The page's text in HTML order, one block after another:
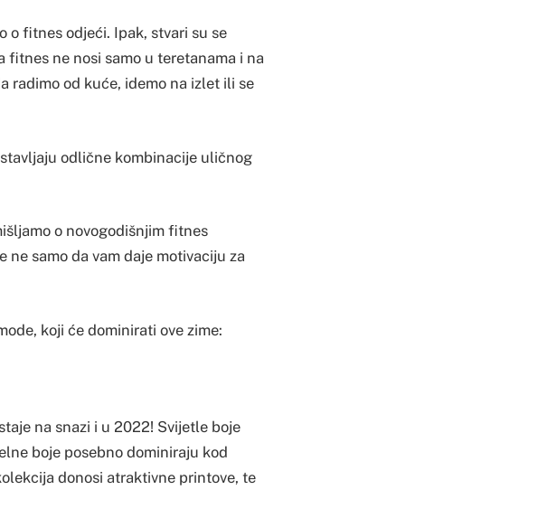
o fitnes odjeći. Ipak, stvari su se
fitnes ne nosi samo u teretanama i na
radimo od kuće, idemo na izlet ili se
odlične kombinacije uličnog
o novogodišnjim fitnes
samo da vam daje motivaciju za
koji će dominirati ove zime:
na snazi i u 2022! Svijetle boje
boje posebno dominiraju kod
donosi atraktivne printove, te